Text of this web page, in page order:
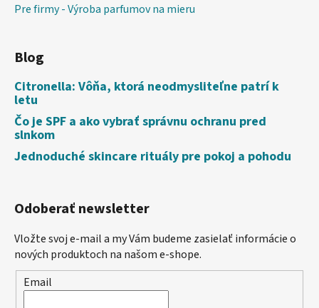
Pre firmy - Výroba parfumov na mieru
Blog
Citronella: Vôňa, ktorá neodmysliteľne patrí k
letu
Čo je SPF a ako vybrať správnu ochranu pred
slnkom
Jednoduché skincare rituály pre pokoj a pohodu
Odoberať newsletter
Vložte svoj e-mail a my Vám budeme zasielať informácie o
nových produktoch na našom e-shope.
Email